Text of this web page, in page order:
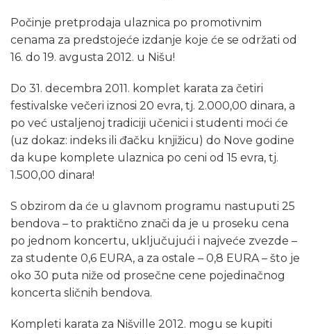
Počinje pretprodaja ulaznica po promotivnim
cenama za predstojeće izdanje koje će se održati od
16. do 19. avgusta 2012. u Nišu!
Do 31. decembra 2011. komplet karata za četiri
festivalske večeri iznosi 20 evra, tj. 2.000,00 dinara, a
po već ustaljenoj tradiciji učenici i studenti moći će
(uz dokaz: indeks ili đačku knjižicu) do Nove godine
da kupe komplete ulaznica po ceni od 15 evra, tj.
1.500,00 dinara!
S obzirom da će u glavnom programu nastuputi 25
bendova – to praktično znači da je u proseku cena
po jednom koncertu, uključujući i najveće zvezde –
za studente 0,6 EURA, a za ostale – 0,8 EURA – što je
oko 30 puta niže od prosečne cene pojedinačnog
koncerta sličnih bendova.
Kompleti karata za Nišville 2012. mogu se kupiti